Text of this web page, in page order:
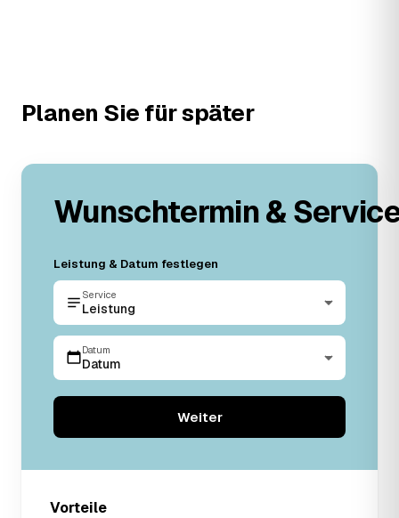
Planen Sie für später
Wunschtermin &
Leistung & Datum festlegen
Service
Leistung
Datum
Datum
Weiter
Vorteile